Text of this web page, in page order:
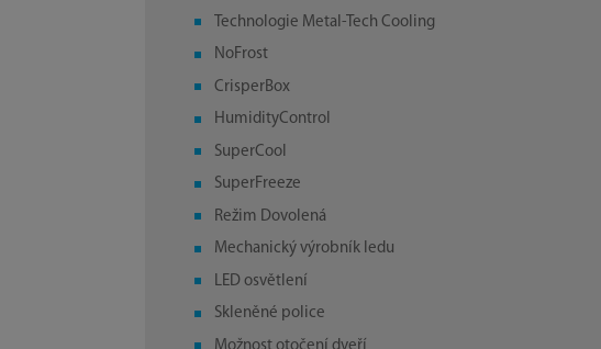
Technologie Metal-Tech Cooling
NoFrost
CrisperBox
HumidityControl
SuperCool
SuperFreeze
Režim Dovolená
Mechanický výrobník ledu
LED osvětlení
Skleněné police